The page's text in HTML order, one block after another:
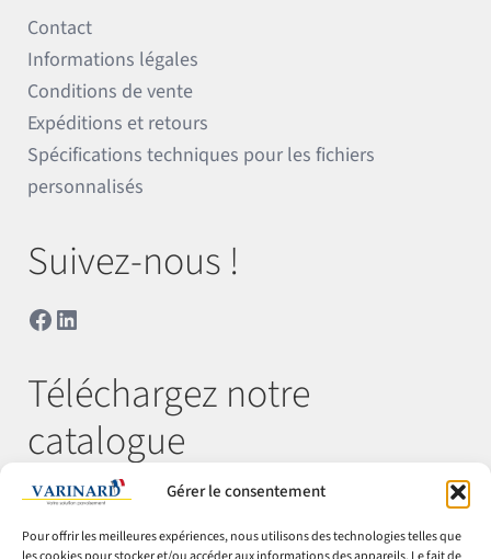
Gérer le consentement
Pour offrir les meilleures expériences, nous utilisons des technologies telles que
Contact
Informations légales
Conditions de vente
Expéditions et retours
Spécifications techniques pour les fichiers
personnalisés
Suivez-nous !
Facebook
LinkedIn
Téléchargez notre
catalogue